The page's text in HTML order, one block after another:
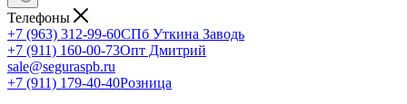
Телефоны
+7 (963) 312-99-60СПб Уткина Заводь
+7 (911) 160-00-73Опт Дмитрий
sale@seguraspb.ru
+7 (911) 179-40-40Розница